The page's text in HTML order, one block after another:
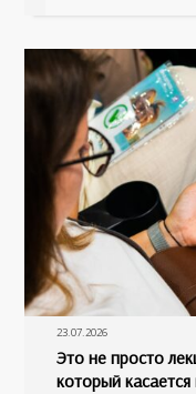
23.07.2026
Это не просто
который